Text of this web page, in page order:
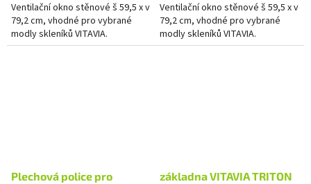
Ventilační okno stěnové š 59,5 x v
79,2 cm, vhodné pro vybrané
modly skleníků VITAVIA.
Ventilační okno stěnové š 59,5 x v
79,2 cm, vhodné pro vybrané
modly skleníků VITAVIA.
Plechová police pro
základna VITAVIA TRITON